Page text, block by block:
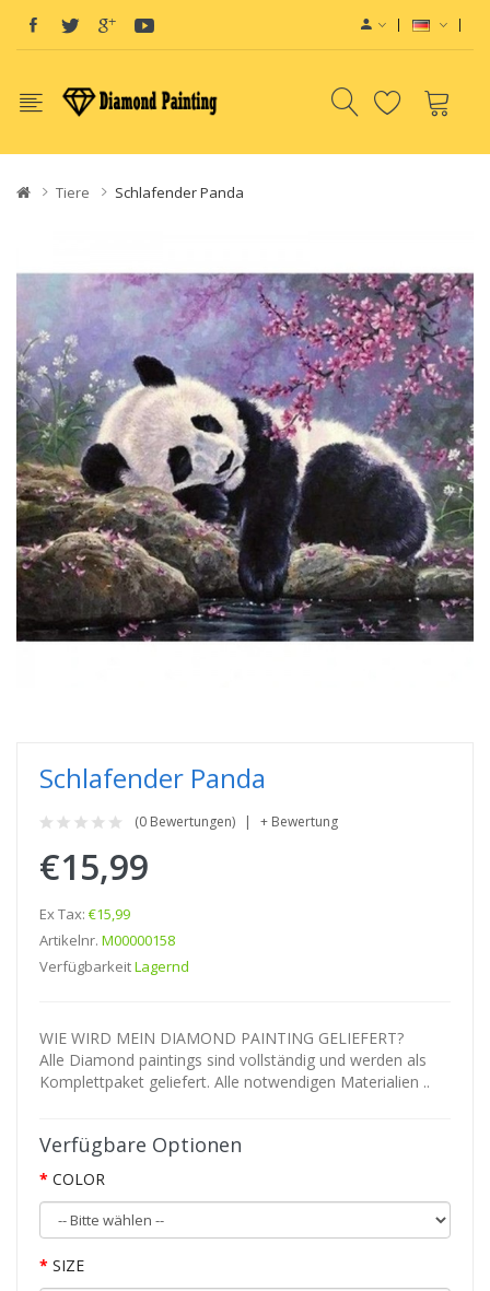
Tiere Schlafender Panda
Schlafender Panda
(0 Bewertungen) + Bewertung
€15,99
Ex Tax: €15,99
Artikelnr. M00000158
VerfügbarkeitLagernd
WIE WIRD MEIN DIAMOND PAINTING GELIEFERT?
Alle Diamond paintings sind vollständig und werden als
Komplettpaket geliefert. Alle notwendigen Materialien ..
Verfügbare Optionen
COLOR
SIZE